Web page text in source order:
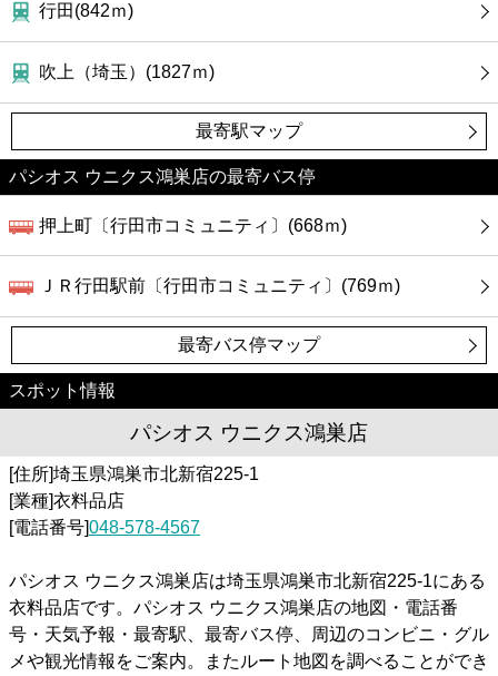
行田(842ｍ)
吹上（埼玉）(1827ｍ)
最寄駅マップ
パシオス ウニクス鴻巣店の最寄バス停
押上町〔行田市コミュニティ〕(668ｍ)
ＪＲ行田駅前〔行田市コミュニティ〕(769ｍ)
最寄バス停マップ
スポット情報
パシオス ウニクス鴻巣店
[住所]埼玉県鴻巣市北新宿225-1
[業種]衣料品店
[電話番号]048-578-4567
パシオス ウニクス鴻巣店は埼玉県鴻巣市北新宿225-1にある
衣料品店です。パシオス ウニクス鴻巣店の地図・電話番
号・天気予報・最寄駅、最寄バス停、周辺のコンビニ・グル
メや観光情報をご案内。またルート地図を調べることができ